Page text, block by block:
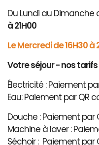
Du Lundi au Dimanche
à 21H00
Le Mercredi de 16H30 à
Votre séjour - nos tarifs
Électricité : Paiement
Eau: Paiement par QR
Douche : Paiement par
Machine à laver :
Séchoir : Paiement par